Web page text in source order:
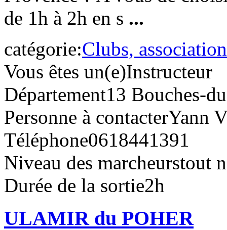
de 1h à 2h en s ...
catégorie:Clubs,
Vous êtes un(e)Instructeur
Département13 Bouches-
Personne à contacterYann
Téléphone0618441391
Niveau des marcheurstout
Durée de la sortie2h
ULAMIR du POHER